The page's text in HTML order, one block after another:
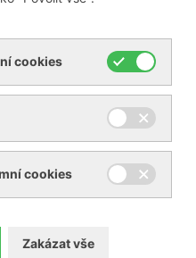
vývěv
stlačených plynů
cookies
cookies
Zakázat vše